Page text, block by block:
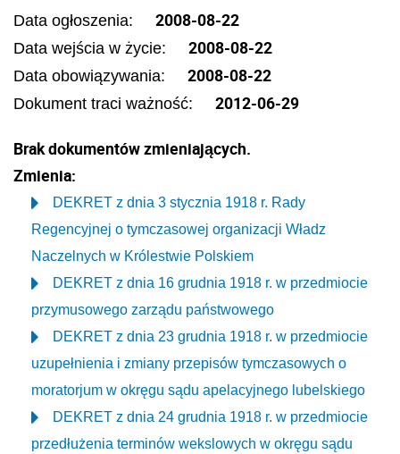
Data ogłoszenia: 2008-08-22
Data wejścia w życie: 2008-08-22
Data obowiązywania: 2008-08-22
Dokument traci ważność: 2012-06-29
Brak dokumentów zmieniających.
Zmienia:
DEKRET z dnia 3 stycznia 1918 r. Rady
Regencyjnej o tymczasowej organizacji Władz
Naczelnych w Królestwie Polskiem
DEKRET z dnia 16 grudnia 1918 r. w przedmiocie
przymusowego zarządu państwowego
DEKRET z dnia 23 grudnia 1918 r. w przedmiocie
uzupełnienia i zmiany przepisów tymczasowych o
moratorjum w okręgu sądu apelacyjnego lubelskiego
DEKRET z dnia 24 grudnia 1918 r. w przedmiocie
przedłużenia terminów wekslowych w okręgu sądu